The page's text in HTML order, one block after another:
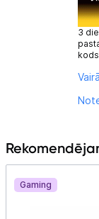
3
Gaming